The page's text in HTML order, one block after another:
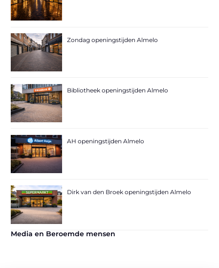
Zondag openingstijden Almelo
Bibliotheek openingstijden Almelo
AH openingstijden Almelo
Dirk van den Broek openingstijden Almelo
Media en Beroemde mensen